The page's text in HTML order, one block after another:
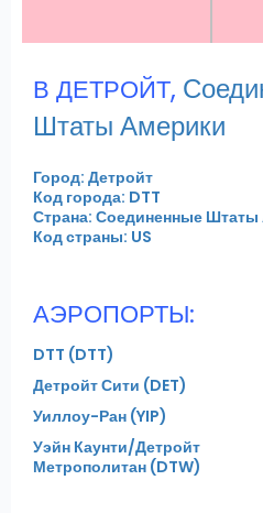
В ДЕТРОЙТ,
Штаты Америки
Город: Детройт
Код города: DTT
Страна: Соединенные Штаты
Код страны: US
АЭРОПОРТЫ:
DTT (DTT)
Детройт Сити (DET)
Уиллоу-Ран (YIP)
Уэйн Каунти/Детройт
Метрополитан (DTW)